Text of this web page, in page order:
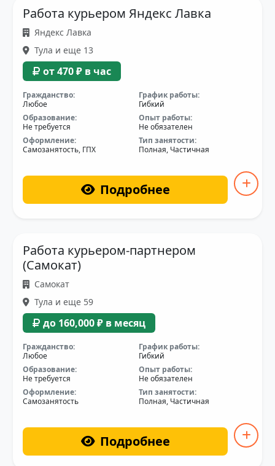
Работа курьером Яндекс Лавка
Яндекс Лавка
Тула и еще 13
от 470 ₽ в час
Гражданство:
Любое
График работы:
Гибкий
Образование:
Не требуется
Опыт работы:
Не обязателен
Оформление:
Самозанятость, ГПХ
Тип занятости:
Полная, Частичная
Подробнее
Работа курьером-партнером
(Самокат)
Самокат
Тула и еще 59
до 160,000 ₽ в месяц
Гражданство:
Любое
График работы:
Гибкий
Образование:
Не требуется
Опыт работы:
Не обязателен
Оформление:
Самозанятость
Тип занятости:
Полная, Частичная
Подробнее